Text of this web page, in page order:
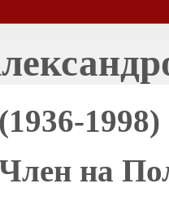
(1936-1998)
на